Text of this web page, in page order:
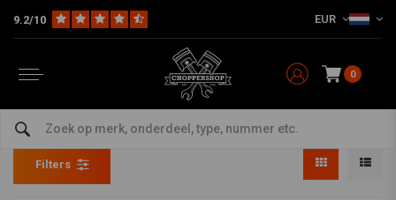
9.2/10 EUR
0
Accel
Home Merken Accel
Filters